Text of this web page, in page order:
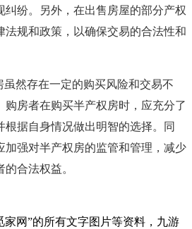
纠纷。另外，在出售房屋的部分产权
法规和政策，以确保交易的合法性和
虽然存在一定的购买风险和交易不
购房者在购买半产权房时，应充分了
据自身情况做出明智的选择。同
加强对半产权房的监管和管理，减少
合法权益。
家网”的所有文字图片等资料，九游